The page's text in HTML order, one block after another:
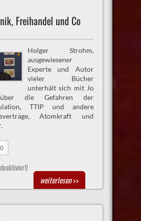
Freihandel und Co
Holger Strohm,
ausgewiesener
Experte und Autor
vieler Bücher
unterhält sich mit Jo
die Gefahren der
TTIP und andere
Atomkraft und
0
weiterlesen>>